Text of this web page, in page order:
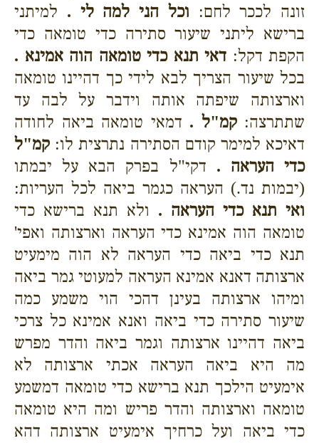
זונה לככר לחם: וכל הני למה לי . למיתני
ברישא ליתני שיעור סתירה כדי טומאה כדי
הקפת דקל: דאי תנא כדי טומאה הוה אמינא .
בכל שיעור הצריך לבא לידי כך דהיינו טומאה
וארצותה שיפתה אותה וידבר על לבה עד
שתתרצה:קמ"ל . דמאי טומאה ביאה לחודה
דאיכא למימר קודם הסתירה נתרצית לו: קמ"ל
כדי העראה . דקי"ל בפרק הבא על יבמתו
(יבמות נד.) העראה כגמר ביאה לכל העריות:
ואי תנא כדי העראה . ולא תנא ברישא כדי
טומאה הוה אמינא כדי העראה וארצותה ואפי'
תנא כדי ביאה כדי העראה לא הוה מימעיט
ארצותה דאנא אמינא העראה למעוטי גמר ביאה
ומיהו ארצותה בעינן דהכי הוי משמע כמה
שיעור סתירה כדי ביאה ואנא אמינא כל צרכי
ביאה דהיינו ארצותה וגמר ביאה והדר מפרש
מה היא ביאה העראה אכתי ארצותה לא
אימעיט הילכך תנא ברישא כדי טומאה דמשמע
טומאה וארצותה והדר פריש ומה היא טומאה
כדי ביאה ועל כרחיך אימעיט ארצותה דהא